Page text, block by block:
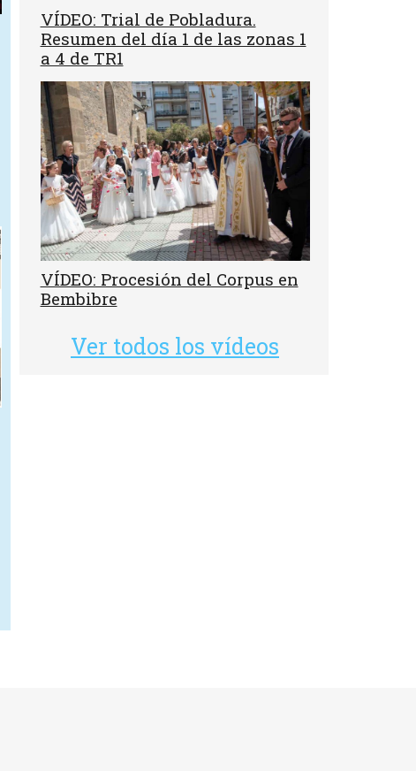
VÍDEO: Trial de Pobladura.
Resumen del día 1 de las zonas 1
a 4 de TR1
VÍDEO: Procesión del Corpus en
Bembibre
Ver todos los vídeos